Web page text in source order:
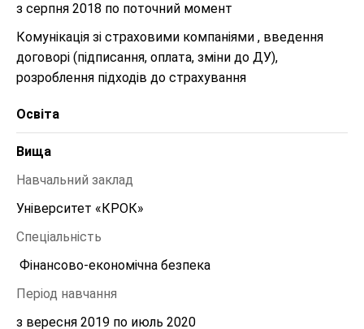
з серпня 2018 по поточний момент
Комунікація зі страховими компаніями , введення
договорі (підписання, оплата, зміни до ДУ),
Освіта
Вища
Навчальний заклад
Університет «КРОК»
Спеціальність
Фінансово-економічна безпека
Період навчання
з вересня 2019 по июль 2020